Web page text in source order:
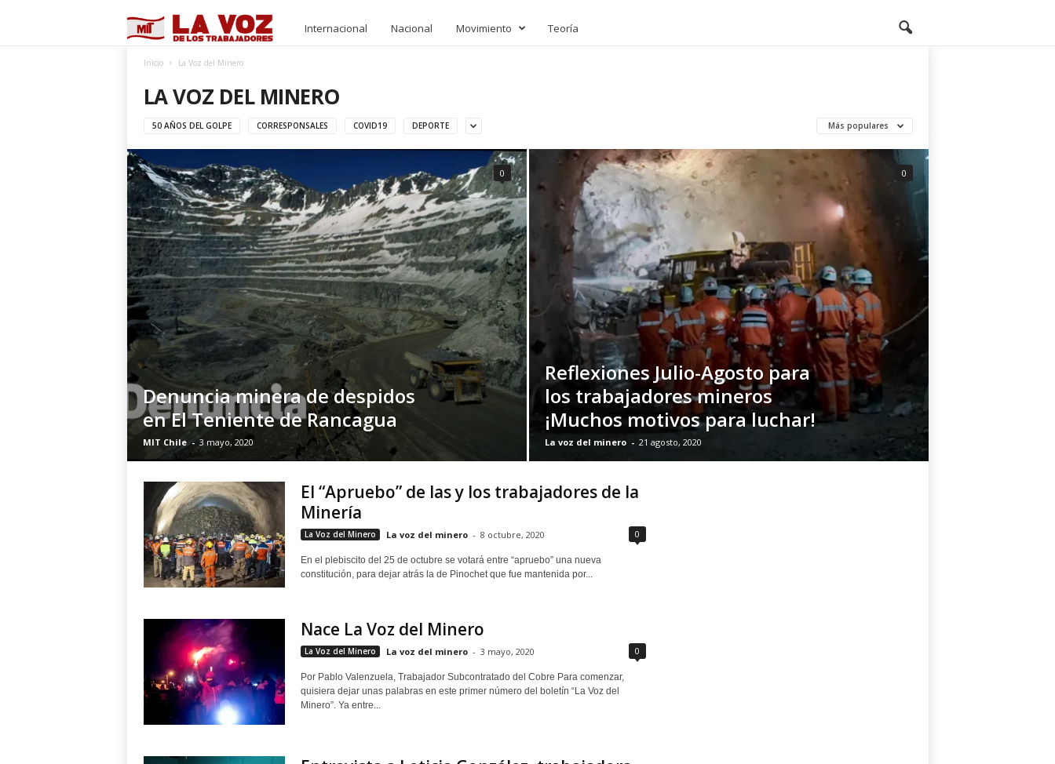
T
Internacional Nacional Movimiento Teoría
Inicio La Voz del Minero
LA VOZ DEL MINERO
50 AÑOS DEL GOLPE CORRESPONSALES COVID19 DEPORTE Más populares
Denuncia minera de despidos
en El Teniente de Rancagua
MIT Chile - 3 mayo, 2020
0
Reflexiones Julio-Agosto para
los trabajadores mineros
¡Muchos motivos para luchar!
La voz del minero - 21 agosto, 2020
0
El “Apruebo” de las y los trabajadores de la
Minería
La Voz del Minero La voz del minero - 8 octubre, 2020 0
En el plebiscito del 25 de octubre se votará entre “apruebo” una nueva
constitución, para dejar atrás la de Pinochet que fue mantenida por...
Nace La Voz del Minero
La Voz del Minero La voz del minero - 3 mayo, 2020 0
Por Pablo Valenzuela, Trabajador Subcontratado del Cobre Para comenzar,
quisiera dejar unas palabras en este primer número del boletín “La Voz del
Minero”. Ya entre...